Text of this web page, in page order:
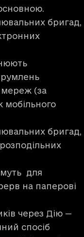
бригад,
мереж (за
мобільного
бригад,
для
на паперові
через Дію —
спосіб